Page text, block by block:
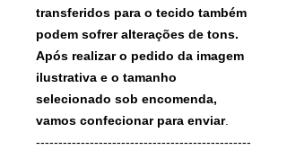
transferidos para o tecido também
podem sofrer alterações de tons.
Após realizar o pedido da imagem
ilustrativa e o tamanho
selecionado sob encomenda,
vamos confecionar para enviar.
------------------------------------------------